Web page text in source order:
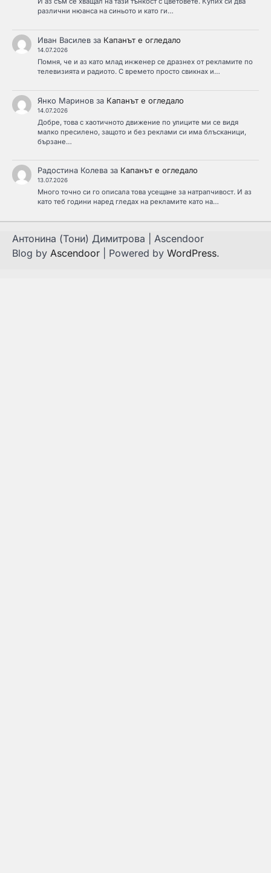
различни нюанса на синьото и като ги…
Иван Василевза Капанът е огледало
14.07.2026
Помня, че и аз като млад инженер се дразнех от рекламите по
телевизията и радиото. С времето просто свикнах и…
Янко Мариновза Капанът е огледало
14.07.2026
Добре, това с хаотичното движение по улиците ми се видя
малко пресилено, защото и без реклами си има блъсканици,
бързане…
Радостина Колеваза Капанът е огледало
13.07.2026
Много точно си го описала това усещане за натрапчивост. И аз
като теб години наред гледах на рекламите като на…
Антонина (Тони) Димитрова | Ascendoor
Blog by Ascendoor | Powered by WordPress.